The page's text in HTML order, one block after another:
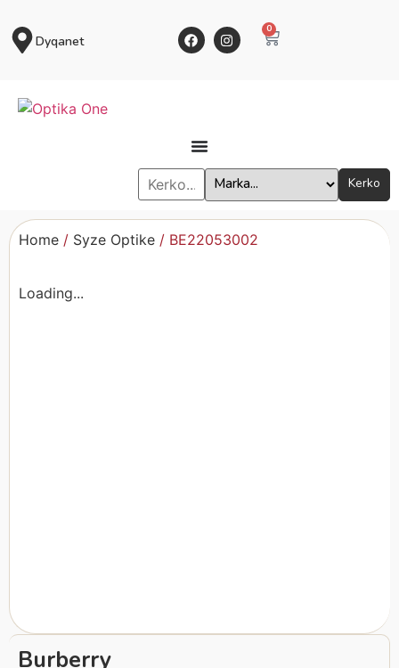
Dyqanet
0
Kerko
Home / Syze Optike / BE22053002
Loading...
Burberry